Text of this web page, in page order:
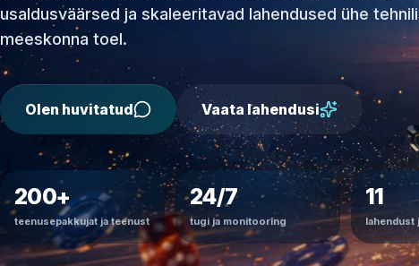
usaldusväärsed ja skaleeritavad lahendused ühe
meeskonna toel.
Olen huvitatud Vaata lahendusi
200+
teenusepakkujat ja teenust
24/7
tugi ja monitooring
11
lahendust